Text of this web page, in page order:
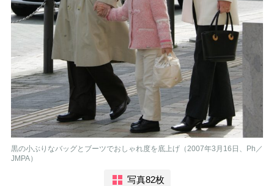
黒の小ぶりなバッグとブーツでおしゃれ度を底上げ（2007年3月16日、Ph／
JMPA）
写真82枚